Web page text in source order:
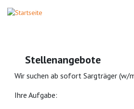
Stellenangebote
Wir suchen ab sofort Sargträger (w/
Ihre Aufgabe: